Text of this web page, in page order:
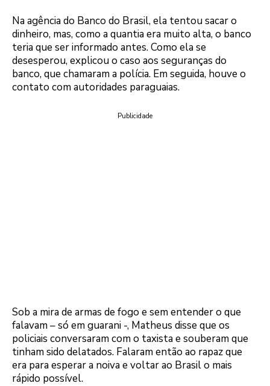
Na agência do Banco do Brasil, ela tentou sacar o
dinheiro, mas, como a quantia era muito alta, o banco
teria que ser informado antes. Como ela se
desesperou, explicou o caso aos seguranças do
banco, que chamaram a polícia. Em seguida, houve o
contato com autoridades paraguaias.
Publicidade
Sob a mira de armas de fogo e sem entender o que
falavam – só em guarani -, Matheus disse que os
policiais conversaram com o taxista e souberam que
tinham sido delatados. Falaram então ao rapaz que
era para esperar a noiva e voltar ao Brasil o mais
rápido possível.